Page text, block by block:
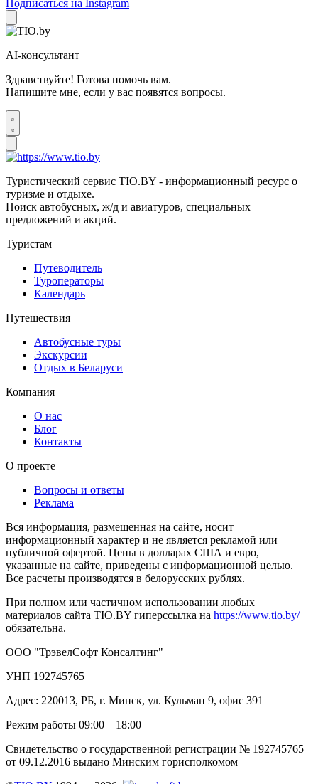
Подписаться на Instagram
AI-консультант
Здравствуйте! Готова помочь вам.
Напишите мне, если у вас появятся вопросы.
Туристический сервис TIO.BY - информационный ресурс о
туризме и отдыхе.
Поиск автобусных, ж/д и авиатуров, специальных
предложений и акций.
Туристам
Путеводитель
Туроператоры
Календарь
Путешествия
Автобусные туры
Экскурсии
Отдых в Беларуси
Компания
О нас
Блог
Контакты
О проекте
Вопросы и ответы
Реклама
Вся информация, размещенная на сайте, носит
информационный характер и не является рекламой или
публичной офертой. Цены в долларах США и евро,
указанные на сайте, приведены с информационной целью.
Все расчеты производятся в белорусских рублях.
При полном или частичном использовании любых
материалов сайта TIO.BY гиперссылка на https://www.tio.by/
обязательна.
ООО "ТрэвелСофт Консалтинг"
УНП 192745765
Адрес: 220013, РБ, г. Минск, ул. Кульман 9, офис 391
Режим работы 09:00 – 18:00
Свидетельство о государственной регистрации № 192745765
от 09.12.2016 выдано Минским горисполкомом